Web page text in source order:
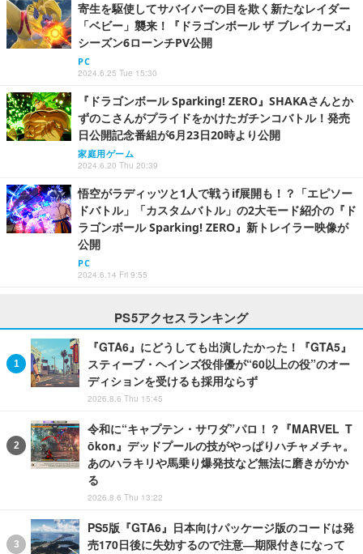
寄生を駆使してサバイバーの目を欺く新たなレイダー
「ベビー」襲来！『ドラゴンボール ザ ブレイカーズ』
シーズン6ローンチPV公開
PC
2024.6.25 Tue 15:30
『ドラゴンボール Sparking! ZERO』SHAKAさんとか
ずのこさんがプライドをかけたガチンコバトル！発売
日公開記念番組が6月23日20時より公開
家庭用ゲーム
2024.6.20 Thu 20:39
悟空がラディッツと1人で戦うif展開も！？「エピソー
ドバトル」「カスタムバトル」の2大モード紹介の『ド
ラゴンボール Sparking! ZERO』新トレイラー映像が
公開
PC
2024.6.14 Fri 9:55
PS5アクセスランキング
『GTA6』にどうしても出演したかった！『GTA5』
スティーブ・ヘインズ役俳優が“60以上の役”のオー
ディションを受けるも採用ならず
2026.8.6 Thu 15:45
令和に“キャプテン・サワダ”パロ！？『MARVEL T
ōkon』デッドプールの技がやっぱりハチャメチャ。
あのハラキリや馬乗り爆発技など無法に磨きがかか
る
2026.8.6 Thu 13:22
PS5版『GTA6』日本向けパッケージ版のコードは発
売170日後に失効するので注意―期限付きになって